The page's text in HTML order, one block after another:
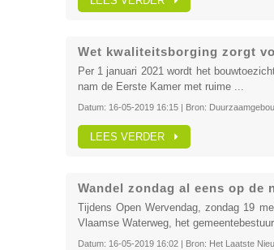
Wet kwaliteitsborging zorgt
Per 1 januari 2021 wordt het
nam de Eerste Kamer met ruime ...
Datum: 16-05-2019 16:15| Bron:
LEES VERDER
Wandel zondag al eens op de
Tijdens Open Wervendag, zondag 19
Vlaamse Waterweg, het
Datum: 16-05-2019 16:02| Bron: Het Laatste